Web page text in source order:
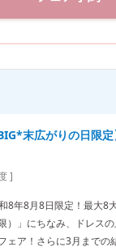
末広がりの日限
]
8年8月8日限定！最大8
限）」にちなみ、ドレス
ェア！さらに3月までの